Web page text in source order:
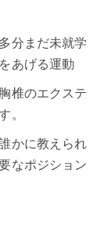
分まだ未就学
あげる運動
椎のエクステ
。
かに教えられ
なポジション